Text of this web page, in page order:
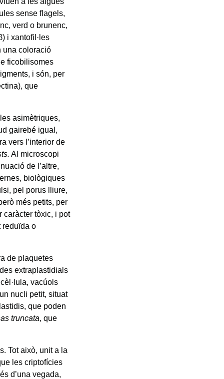
sense flagels,
verd o brunenc,
i xantofil·les
una coloració
ficobilisomes
i són, per
que
asimètriques,
gairebé igual,
vers l’interior de
Al microscopi
de l’altre,
biològiques
pel porus lliure,
més petits, per
caràcter tòxic, i pot
reduïda o
de plaquetes
extraplastidials
vacúols
nucli petit, situat
que poden
truncata, que
Tot això, unit a la
les criptofícies
d’una vegada,